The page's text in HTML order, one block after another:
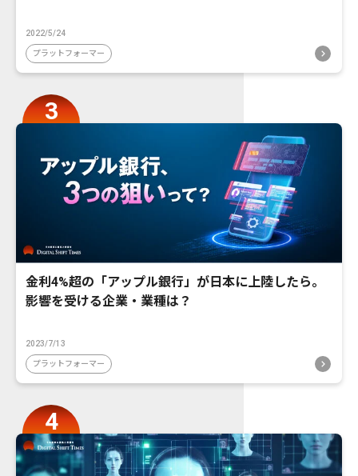
2022/5/24
プラットフォーマー
金利4%超の「アップル銀行」が日本に上陸したら。
影響を受ける企業・業種は？
2023/7/13
プラットフォーマー